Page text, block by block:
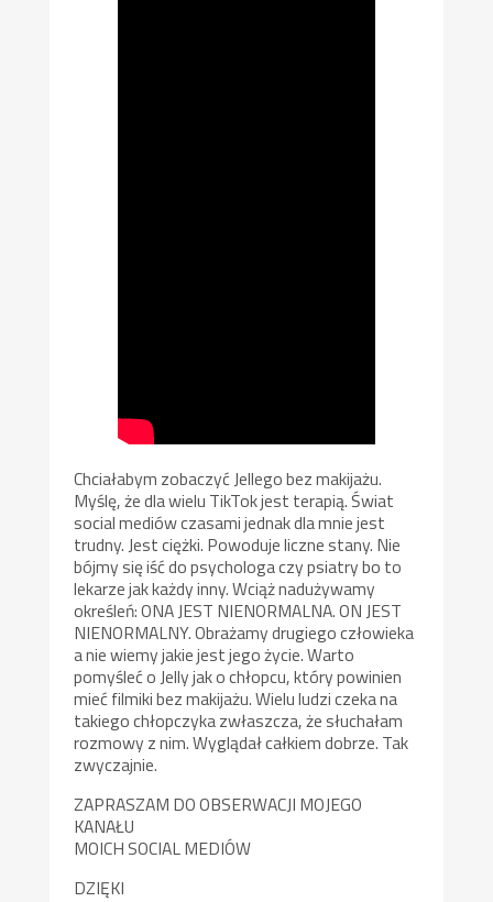
Chciałabym zobaczyć Jellego bez makijażu.
Myślę, że dla wielu TikTok jest terapią. Świat
social mediów czasami jednak dla mnie jest
trudny. Jest ciężki. Powoduje liczne stany. Nie
bójmy się iść do psychologa czy psiatry bo to
lekarze jak każdy inny. Wciąż nadużywamy
określeń: ONA JEST NIENORMALNA. ON JEST
NIENORMALNY. Obrażamy drugiego człowieka
a nie wiemy jakie jest jego życie. Warto
pomyśleć o Jelly jak o chłopcu, który powinien
mieć filmiki bez makijażu. Wielu ludzi czeka na
takiego chłopczyka zwłaszcza, że słuchałam
rozmowy z nim. Wyglądał całkiem dobrze. Tak
zwyczajnie.
ZAPRASZAM DO OBSERWACJI MOJEGO
KANAŁU
MOICH SOCIAL MEDIÓW
DZIĘKI